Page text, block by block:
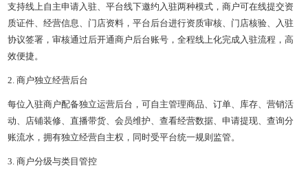
支持线上自主申请入驻、平台线下邀约入驻两种模式，商户可在线提交资
质证件、经营信息、门店资料，平台后台进行资质审核、门店核验、入驻
协议签署，审核通过后开通商户后台账号，全程线上化完成入驻流程，高
效便捷。
2. 商户独立经营后台
每位入驻商户配备独立运营后台，可自主管理商品、订单、库存、营销活
动、店铺装修、直播带货、会员维护、查看经营数据、申请提现、查询分
账流水，拥有独立经营自主权，同时受平台统一规则监管。
3. 商户分级与类目管控